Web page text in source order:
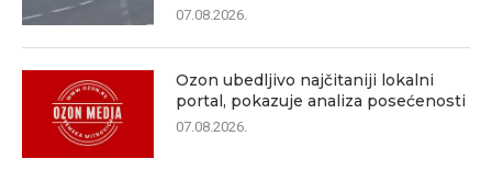
07.08.2026.
Ozon ubedljivo najčitaniji lokalni
portal, pokazuje analiza posećenosti
07.08.2026.